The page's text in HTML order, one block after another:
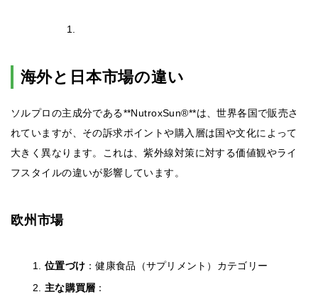
海外と日本市場の違い
ソルプロの主成分である**NutroxSun®**は、世界各国で販売さ
れていますが、その訴求ポイントや購入層は国や文化によって
大きく異なります。これは、紫外線対策に対する価値観やライ
フスタイルの違いが影響しています。
欧州市場
位置づけ ：健康食品（サプリメント）カテゴリー
主な購買層 ：